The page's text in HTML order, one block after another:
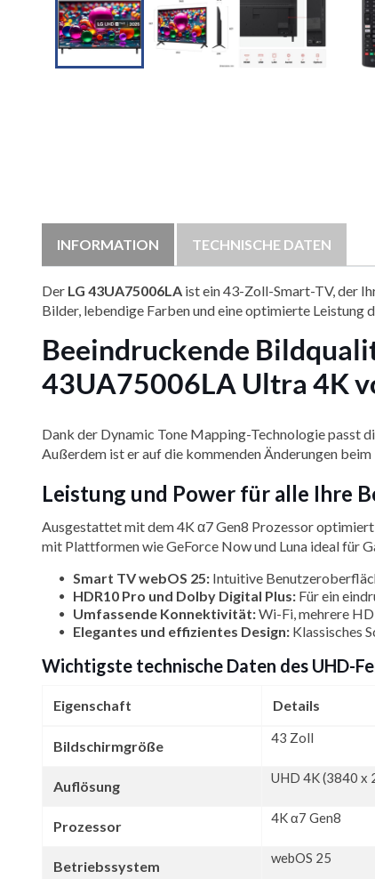

INFORMATION TECHNISCHE DATEN
Der LG 43UA75006LA ist ein 43-Zoll-Smart-TV, der
Bilder, lebendige Farben und eine optimierte
Beeindruckende
43UA75006LA Ultra 4K
Dank der Dynamic Tone Mapping-Technologie passt
Außerdem ist er auf die kommenden Änderungen
Leistung und Power für alle Ihre
Ausgestattet mit dem 4K α7 Gen8 Prozessor
mit Plattformen wie GeForce Now und Luna ideal für
Smart TV webOS 25: Intuitive
HDR10 Pro und Dolby Digital Plus: Für ein
Umfassende Konnektivität:Wi-Fi, mehrere
Elegantes und effizientes Design: Klassisches
Wichtigste technische Daten des UHD-
Eigenschaft Details
Bildschirmgröße 43 Zoll
Auflösung UHD 4K (3840 x
Prozessor 4K α7 Gen8
Betriebssystem webOS 25